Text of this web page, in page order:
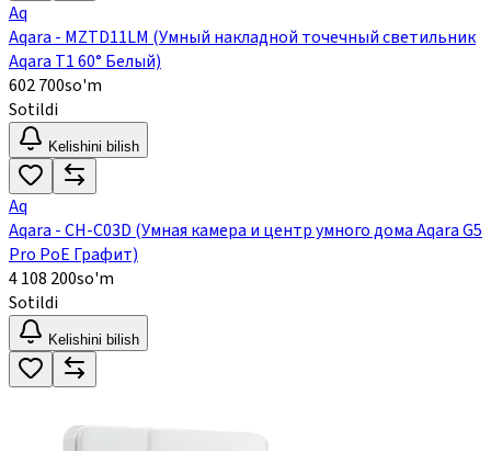
Aq
Aqara - MZTD11LM (Умный накладной точечный светильник
Aqara Т1 60° Белый)
602 700so'm
Sotildi
Kelishini bilish
Aq
Aqara - CH-C03D (Умная камера и центр умного дома Aqara G5
Pro PoE Графит)
4 108 200so'm
Sotildi
Kelishini bilish